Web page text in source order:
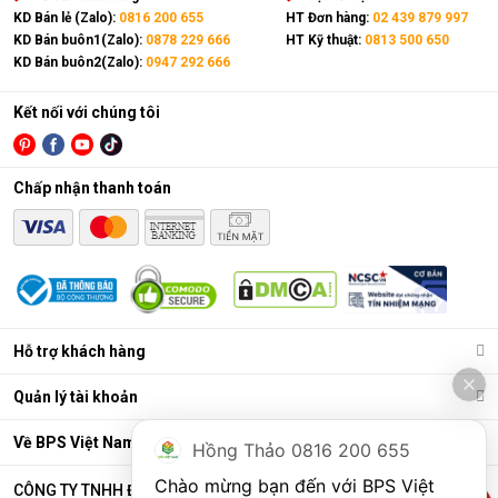
Điều hòa di động là gì?
Các chức năng chính của máy bao gồm: Làm lạnh, quạt gió,
hút ẩm và lọc khí. Bên cạnh đó, dòng sản phẩm này còn được
trang bị thêm khá nhiều tính năng và tiện ích đi kèm như: Hẹn
giờ, khóa trẻ em, remote, kết nối wifi,...
Ưu điểm vượt trội của điều hòa di động
Đáp ứng tốt nhu cầu làm mát, dễ dàng tháo lắp và di chuyển
KD Bán lẻ (Zalo): 0816 200 655
KD Bán buôn1(Zalo): 0878 229 666
KD Bán buôn2(Zalo): 0947 292 666
HT Đơn hàng: 02 439 879 997
HT Kỹ thuật: 0813 500 650
Hỗ trợ khách hàng
Quản lý tài khoản
Về BPS Việt Nam
Kết nối với chúng tôi
Chấp nhận thanh toán
CÔNG TY TNHH ĐẦU TƯ VÀ THƯƠNG MẠI BPS VIỆT NAM
Hồng Thảo 0816 200 655
Chào mừng bạn đến với BPS Việt